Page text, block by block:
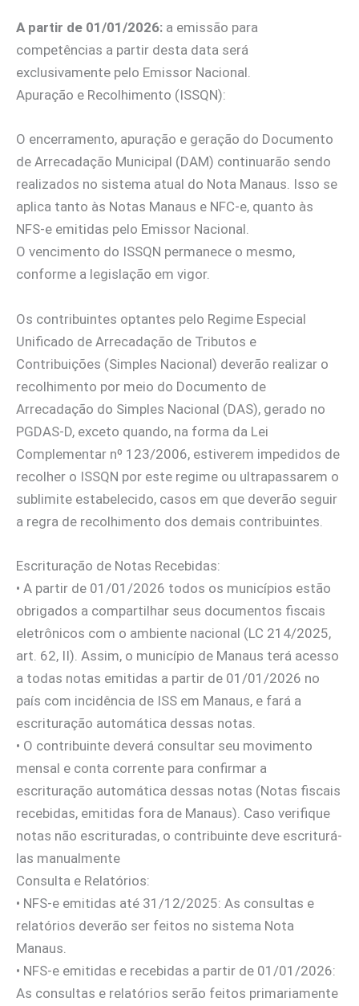
A partir de 01/01/2026: a emissão para
competências a partir desta data será
exclusivamente pelo Emissor Nacional.
Apuração e Recolhimento (ISSQN):
O encerramento, apuração e geração do Documento
de Arrecadação Municipal (DAM) continuarão sendo
realizados no sistema atual do Nota Manaus. Isso se
aplica tanto às Notas Manaus e NFC-e, quanto às
NFS-e emitidas pelo Emissor Nacional.
O vencimento do ISSQN permanece o mesmo,
conforme a legislação em vigor.
Os contribuintes optantes pelo Regime Especial
Unificado de Arrecadação de Tributos e
Contribuições (Simples Nacional) deverão realizar o
recolhimento por meio do Documento de
Arrecadação do Simples Nacional (DAS), gerado no
PGDAS-D, exceto quando, na forma da Lei
Complementar nº 123/2006, estiverem impedidos de
recolher o ISSQN por este regime ou ultrapassarem o
sublimite estabelecido, casos em que deverão seguir
a regra de recolhimento dos demais contribuintes.
Escrituração de Notas Recebidas:
•⁠ ⁠A partir de 01/01/2026 todos os municípios estão
obrigados a compartilhar seus documentos fiscais
eletrônicos com o ambiente nacional (LC 214/2025,
art. 62, II). Assim, o município de Manaus terá acesso
a todas notas emitidas a partir de 01/01/2026 no
país com incidência de ISS em Manaus, e fará a
escrituração automática dessas notas.
•⁠ ⁠O contribuinte deverá consultar seu movimento
mensal e conta corrente para confirmar a
escrituração automática dessas notas (Notas fiscais
recebidas, emitidas fora de Manaus). Caso verifique
notas não escrituradas, o contribuinte deve escriturá-
las manualmente
Consulta e Relatórios:
•⁠ ⁠NFS-e emitidas até 31/12/2025: As consultas e
relatórios deverão ser feitos no sistema Nota
Manaus.
•⁠ ⁠NFS-e emitidas e recebidas a partir de 01/01/2026:
As consultas e relatórios serão feitos primariamente